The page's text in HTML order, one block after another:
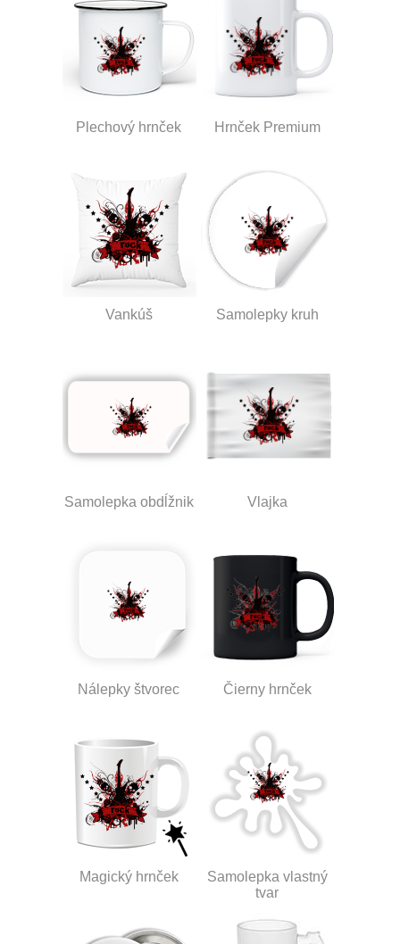
Plechový hrnček Hrnček Premium
Vankúš Samolepky kruh
Samolepka obdĺžnik Vlajka
Nálepky štvorec Čierny hrnček
Magický hrnček
Samolepka vlastný
tvar